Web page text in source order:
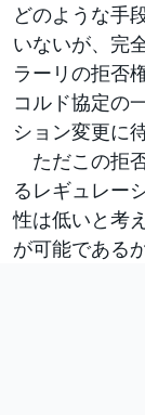
どのような手
いないが、完
ラーリの拒否
コルド協定の
ション変更に
ただこの拒
るレギュレー
性は低いと考
が可能である